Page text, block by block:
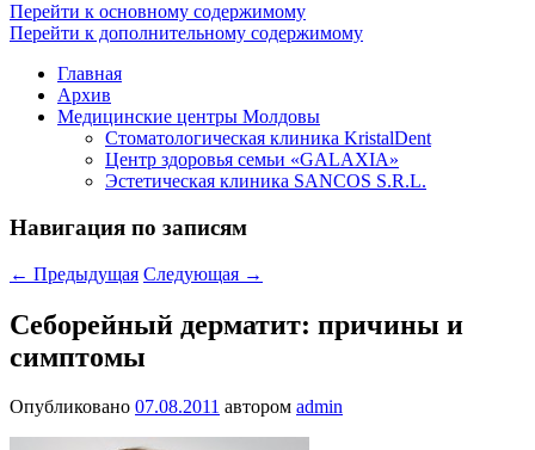
Перейти к основному содержимому
Перейти к дополнительному содержимому
Главная
Архив
Медицинские центры Молдовы
Стоматологическая клиника KristalDent
Центр здоровья семьи «GALAXIA»
Эстетическая клиника SANCOS S.R.L.
Навигация по записям
← Предыдущая Следующая →
Себорейный дерматит: причины и
симптомы
Опубликовано 07.08.2011 автором admin